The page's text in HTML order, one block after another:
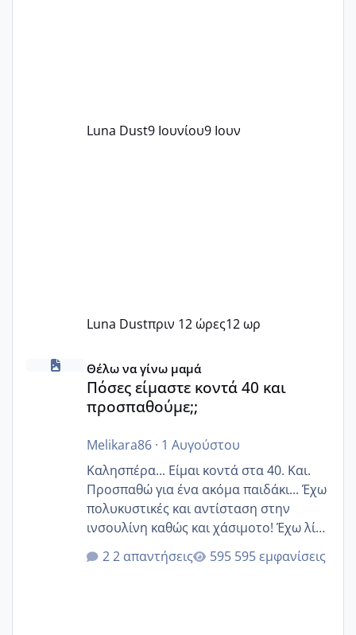
Luna Dust9 Ιουνίου9 Ιουν
Luna Dustπριν 12 ώρες12 ωρ
Πόσες είμαστε κοντά 40 και προσπαθούμε;;
Θέλω να γίνω μαμά
Πόσες είμαστε κοντά 40 και
προσπαθούμε;;
Melikara86· 1 Αυγούστου
Καλησπέρα... Είμαι κοντά στα 40. Και.
Προσπαθώ για ένα ακόμα παιδάκι... Έχω
πολυκυστικές και αντίσταση στην
ινσουλίνη καθώς και χάσιμοτο! Έχω λίγα
κιλά παραπάνω και όσο κ αν προσπαθώ
δεν χάνω εύκολα! Προσπαθώ για ακόμη
2 απαντήσεις 595 εμφανίσεις